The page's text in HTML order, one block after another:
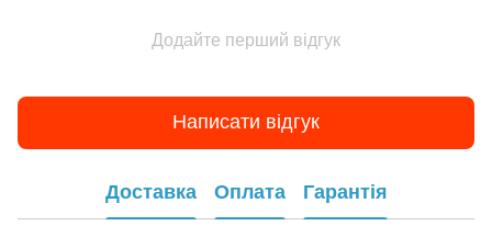
Додайте перший відгук
Написати відгук
Доставка Оплата Гарантія